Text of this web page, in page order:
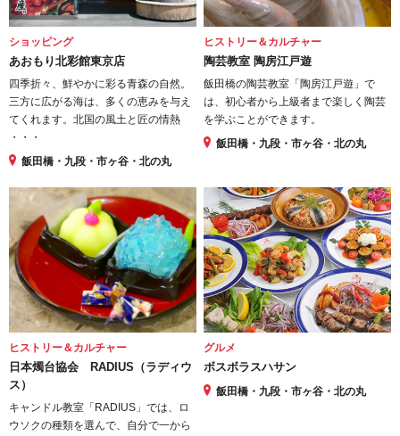
ショッピング
あおもり北彩館東京店
四季折々、鮮やかに彩る青森の自然。
三方に広がる海は、多くの恵みを与え
てくれます。北国の風土と匠の情熱
・・・
飯田橋・九段・市ヶ谷・北の丸
ヒストリー＆カルチャー
陶芸教室 陶房江戸遊
飯田橋の陶芸教室「陶房江戸遊」で
は、初心者から上級者まで楽しく陶芸
を学ぶことができます。
飯田橋・九段・市ヶ谷・北の丸
ヒストリー＆カルチャー
日本燭台協会 RADIUS（ラディウ
ス）
キャンドル教室「RADIUS」では、ロ
ウソクの種類を選んで、自分で一から
グルメ
ボスボラスハサン
飯田橋・九段・市ヶ谷・北の丸